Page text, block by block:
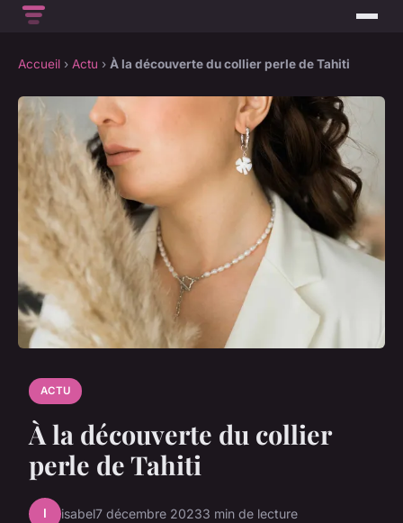
Accueil › Actu › À la découverte du collier perle de Tahiti
ACTU
À la découverte du collier
perle de Tahiti
I isabel7 décembre 20233 min de lecture